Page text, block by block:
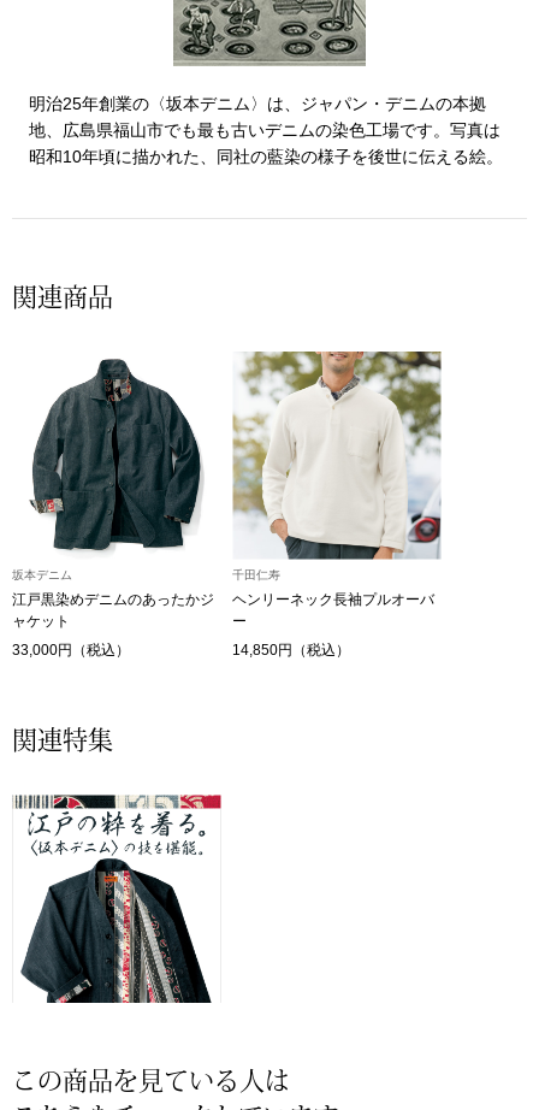
シャツワンピ
パンツ／スラ
レギンス／ス
ショート･クロ
明治25年創業の〈坂本デニム〉は、ジャパン・デニムの本拠
地、広島県福山市でも最も古いデニムの染色工場です。写真は
昭和10年頃に描かれた、同社の藍染の様子を後世に伝える絵。
関連商品
坂本デニム
江戸黒染めデニムのあったかジ
ャケット
33,000円（税込）
千田仁寿
ヘンリーネック長袖プルオーバ
ー
14,850円（税込）
関連特集
この商品を見ている人は